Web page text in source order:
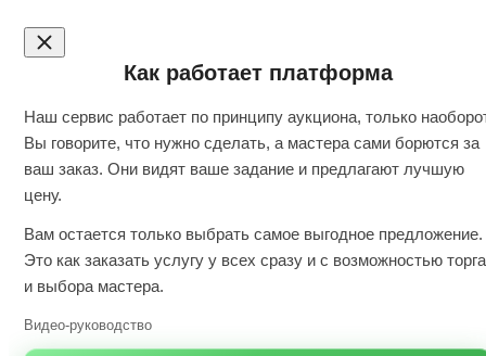
Как работает платформа
Наш сервис работает по принципу аукциона, только
Вы говорите, что нужно сделать, а мастера сами борются за
ваш заказ. Они видят ваше задание и предлагают лучшую
цену.
Вам остается только выбрать самое выгодное предложение.
Это как заказать услугу у всех сразу и с возможностью торга
и выбора мастера.
Видео-руководство